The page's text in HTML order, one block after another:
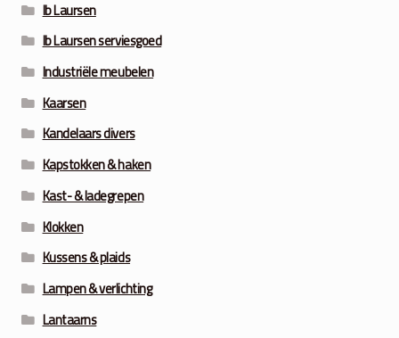
Ib Laursen
Ib Laursen serviesgoed
Industriële meubelen
Kaarsen
Kandelaars divers
Kapstokken & haken
Kast- & ladegrepen
Klokken
Kussens & plaids
Lampen & verlichting
Lantaarns